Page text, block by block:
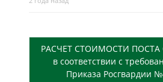
РАСЧЕТ СТОИМОСТИ ПОСТА
в соответствии с
Приказа Росгвардии